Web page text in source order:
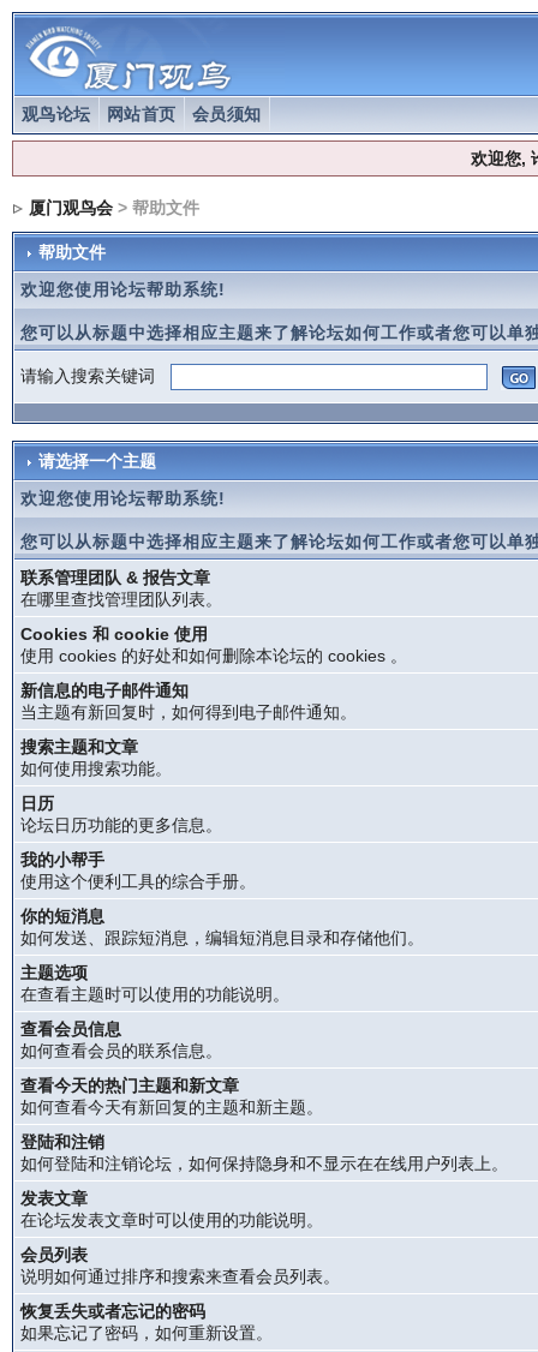
观鸟论坛 网站首页 会员须知
欢迎您,
厦门观鸟会> 帮助文件
帮助文件
欢迎您使用论坛帮助系统!
您可以从标题中选择相应主题来了解论坛如何工作或者您可以单
请输入搜索关键词
请选择一个主题
欢迎您使用论坛帮助系统!
您可以从标题中选择相应主题来了解论坛如何工作或者您可以单
联系管理团队 & 报告文章
在哪里查找管理团队列表。
Cookies 和 cookie 使用
使用 cookies 的好处和如何删除本论坛的 cookies 。
新信息的电子邮件通知
当主题有新回复时，如何得到电子邮件通知。
搜索主题和文章
如何使用搜索功能。
日历
论坛日历功能的更多信息。
我的小帮手
使用这个便利工具的综合手册。
你的短消息
如何发送、跟踪短消息，编辑短消息目录和存储他们。
主题选项
在查看主题时可以使用的功能说明。
查看会员信息
如何查看会员的联系信息。
查看今天的热门主题和新文章
如何查看今天有新回复的主题和新主题。
登陆和注销
如何登陆和注销论坛，如何保持隐身和不显示在在线用户列表上。
发表文章
在论坛发表文章时可以使用的功能说明。
会员列表
说明如何通过排序和搜索来查看会员列表。
恢复丢失或者忘记的密码
如果忘记了密码，如何重新设置。